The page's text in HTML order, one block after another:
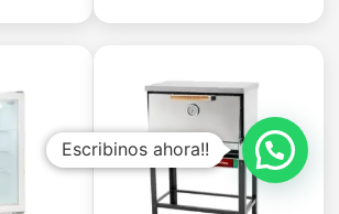
Escribinos ahora!!